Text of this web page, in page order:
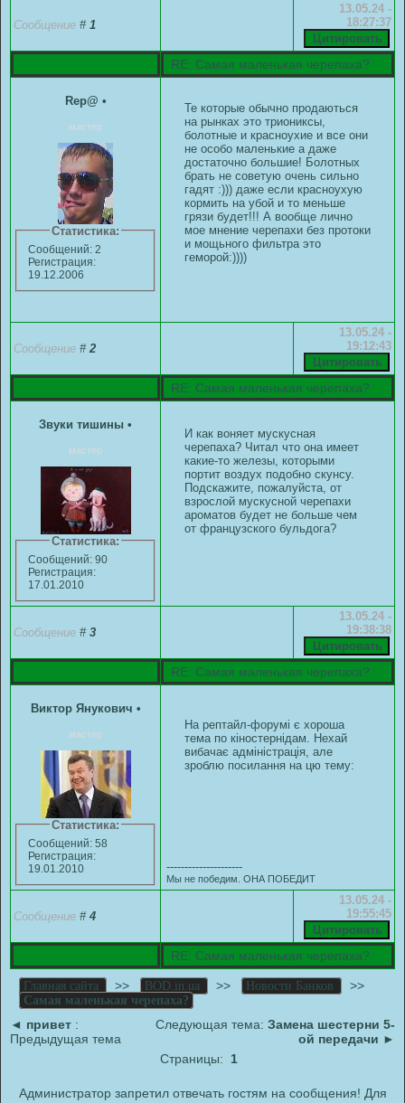
Сообщение # 1
13.05.24 -
18:27:37
RE: Самая маленькая черепаха?
Rep@ •
мастер
Статистика:
Сообщений: 2
Регистрация:
19.12.2006
Те которые обычно продаються
на рынках это триониксы,
болотные и красноухие и все они
не особо маленькие а даже
достаточно большие! Болотных
брать не советую очень сильно
гадят :))) даже если красноухую
кормить на убой и то меньше
грязи будет!!! А вообще лично
мое мнение черепахи без протоки
и мощьного фильтра это
геморой:))))
Сообщение # 2
13.05.24 -
19:12:43
RE: Самая маленькая черепаха?
Звуки тишины •
мастер
Статистика:
Сообщений: 90
Регистрация:
17.01.2010
И как воняет мускусная
черепаха? Читал что она имеет
какие-то железы, которыми
портит воздух подобно скунсу.
Подскажите, пожалуйста, от
взрослой мускусной черепахи
ароматов будет не больше чем
от французского бульдога?
Сообщение # 3
13.05.24 -
19:38:38
RE: Самая маленькая черепаха?
Виктор Янукович •
мастер
Статистика:
Сообщений: 58
Регистрация:
19.01.2010
На рептайл-форумі є хороша
тема по кіностернідам. Нехай
вибачає адміністрація, але
зроблю посилання на цю тему:
---------------------
Мы не победим. ОНА ПОБЕДИТ
Сообщение # 4
13.05.24 -
19:55:45
RE: Самая маленькая черепаха?
Главная сайта >> BOD.in.ua >> Новости Банков >>
Самая маленькая черепаха?
◄ привет :
Предыдущая тема
Следующая тема: Замена шестерни 5-
ой передачи ►
Страницы: 1
Администратор запретил отвечать гостям на сообщения! Для